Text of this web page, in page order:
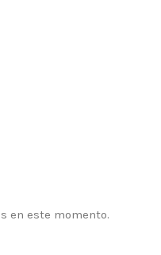
en este momento.